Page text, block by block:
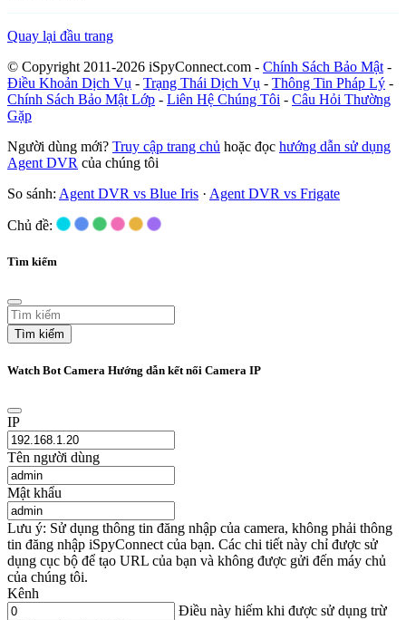
Quay lại đầu trang
© Copyright 2011-2026 iSpyConnect.com - Chính Sách Bảo Mật -
Điều Khoản Dịch Vụ - Trạng Thái Dịch Vụ - Thông Tin Pháp Lý -
Chính Sách Bảo Mật Lớp - Liên Hệ Chúng Tôi - Câu Hỏi Thường
Gặp
Người dùng mới? Truy cập trang chủ hoặc đọc hướng dẫn sử dụng
Agent DVR của chúng tôi
So sánh: Agent DVR vs Blue Iris · Agent DVR vs Frigate
Chủ đề:
Tìm kiếm
Tìm kiếm
Watch Bot Camera Hướng dẫn kết nối Camera IP
IP
Tên người dùng
Mật khẩu
Lưu ý: Sử dụng thông tin đăng nhập của camera, không phải thông
tin đăng nhập iSpyConnect của bạn. Các chi tiết này chỉ được sử
dụng cục bộ để tạo URL của bạn và không được gửi đến máy chủ
của chúng tôi.
Kênh
Điều này hiếm khi được sử dụng trừ